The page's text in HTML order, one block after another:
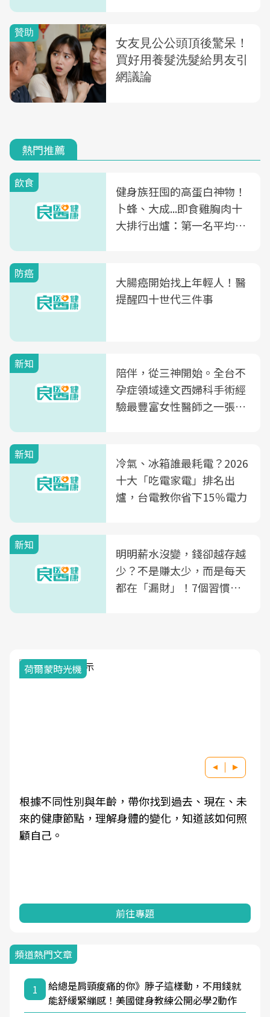
熱門推薦
飲食
健身族狂囤的高蛋白神物！
卜蜂、大成...即食雞胸肉十
大排行出爐：第一名平均一
防癌
大腸癌開始找上年輕人！醫
提醒四十世代三件事
新知
陪伴，從三神開始。全台不
孕症領域達文西婦科手術經
驗最豐富女性醫師之一張永
光田醫院建構360度女性健
康照護生態圈
新知
冷氣、冰箱誰最耗電？2026
十大「吃電家電」排名出
爐，台電教你省下15％電力
新知
明明薪水沒變，錢卻越存越
少？不是賺太少，而是每天
都在「漏財」！7個習慣一
荷爾蒙時光機
根據不同性別與年齡，帶你找到過去、現在、未
來的健康節點，理解身體的變化，知道該如何照
顧自己。
前往專題
頻道熱門文章
1
給總是肩頸痠痛的你》脖子這樣動，不用錢就
能舒緩緊繃感！美國健身教練公開必學2動作